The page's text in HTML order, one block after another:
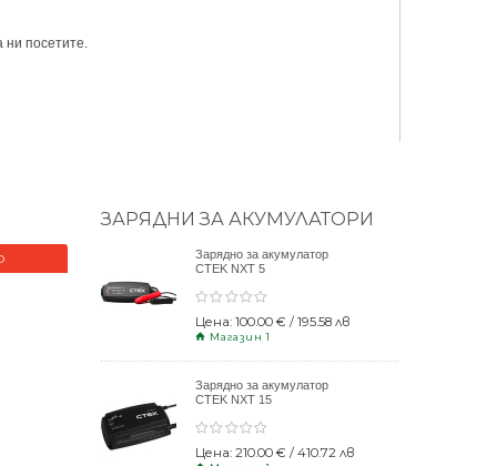
посетите.
НОВО
ЗАРЯДНИ ЗА АКУМУЛАТОРИ
Зарядно за акумулатор
CTEK NXT 5
Цена: 100.00 € / 195.58 лв
Магазин 1
Зарядно за акумулатор
CTEK NXT 15
Цена: 210.00 € / 410.72 лв